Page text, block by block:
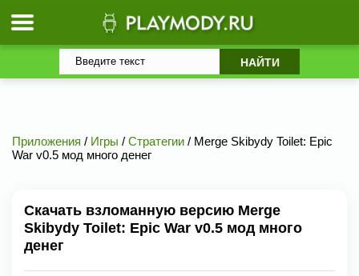
Приложения / Игры / Стратегии / Merge Skibydy Toilet: Epic
War v0.5 мод много денег
Скачать взломанную версию Merge
Skibydy Toilet: Epic War v0.5 мод много
денег